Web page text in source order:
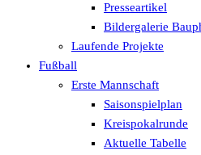
Presseartikel
Bildergalerie
Laufende Projekte
Fußball
Erste Mannschaft
Saisonspielplan
Kreispokalrunde
Aktuelle Tabelle